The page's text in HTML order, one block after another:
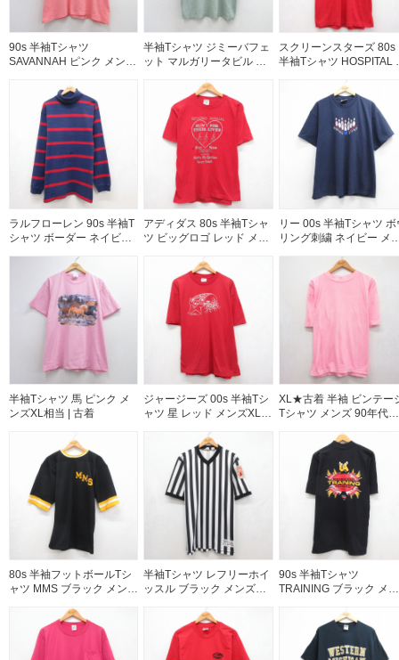
90s 半袖Tシャツ
SAVANNAH ピンク メンズ
半袖Tシャツ ジミーバフェ
ット マルガリータビル カ
スクリーンスターズ 80s
半袖Tシャツ HOSPITAL
XL相当 | 古着
ラルフローレン 90s 半袖T
シャツ ボーダー ネイビー
アディダス 80s 半袖Tシャ
ツ ビッグロゴ レッド メン
リー 00s 半袖Tシャツ ボ
リング刺繍 ネイビー メ
半袖Tシャツ 馬 ピンク メ
ンズXL相当 | 古着
ジャージーズ 00s 半袖Tシ
ャツ 星 レッド メンズXL相
XL★古着 半袖 ビンテー
Tシャツ メンズ 90年代
ットン クルーネック ピ
ク 26aug05
80s 半袖フットボールTシ
ャツ MMS ブラック メンズ
半袖Tシャツ レフリーホイ
ッスル ブラック メンズXL
90s 半袖Tシャツ
TRAINING ブラック メン